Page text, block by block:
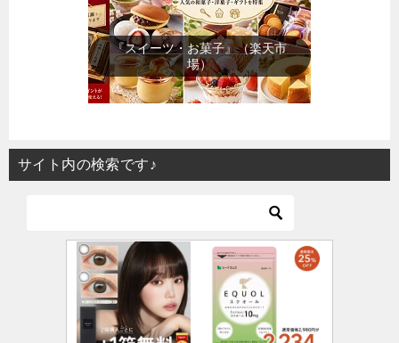
『スイーツ・お菓子』（楽天市
場）
サイト内の検索です♪